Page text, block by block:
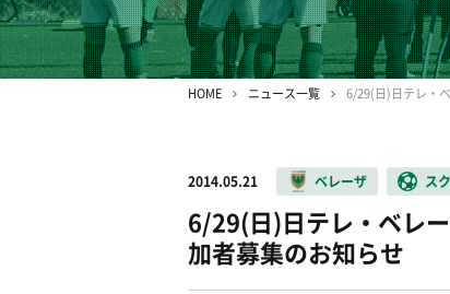
HOME ニュース一覧
2014.05.21 ベレーザ ス
6/29(日)日テレ・ベレ
加者募集のお知らせ